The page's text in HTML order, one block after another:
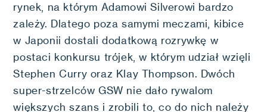
rynek, na którym Adamowi Silverowi bardzo
zależy. Dlatego poza samymi meczami, kibice
w Japonii dostali dodatkową rozrywkę w
postaci konkursu trójek, w którym udział wzięli
Stephen Curry oraz Klay Thompson. Dwóch
super-strzelców GSW nie dało rywalom
większych szans i zrobili to, co do nich należy